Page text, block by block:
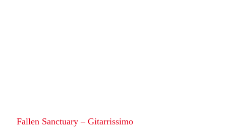
Fallen Sanctuary – Gitarrissimo